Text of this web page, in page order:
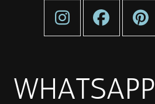
WHATSAPP